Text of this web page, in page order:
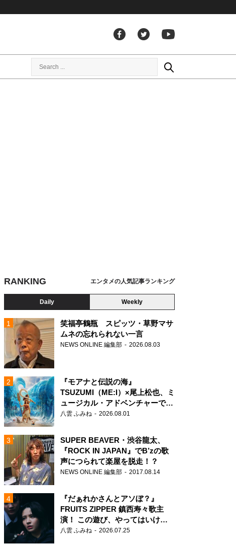
RANKING エンタメの人気記事ランキング
Daily Weekly
笑福亭鶴瓶 スピッツ・草野マサ
ムネの忘れられない一言
NEWS ONLINE 編集部 2026.08.03
『モアナと伝説の海』
TSUZUMI（ME:I）×尾上松也、ミ
ュージカル・アドベンチャーで美
声を響かせる
八雲 ふみね 2026.08.01
SUPER BEAVER・渋谷龍太、
『ROCK IN JAPAN』でB’zの歌
声につられて楽屋を脱走！？
NEWS ONLINE 編集部 2017.08.14
『だぁれかさんとアソぼ？』
FRUITS ZIPPER 鎮西寿々歌主
演！ この遊び、やってはいけま
せん。
八雲 ふみね 2026.07.25